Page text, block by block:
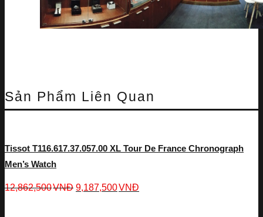
Sản Phẩm Liên Quan
Tissot T116.617.37.057.00 XL Tour De France Chronograph
Men’s Watch
12,862,500VNĐ 9,187,500VNĐ